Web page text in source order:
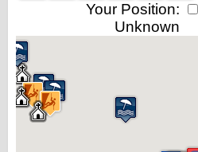
Your Position:
Unknown